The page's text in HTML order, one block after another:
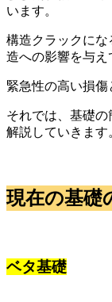
います。
構造クラックに
造への影響を与え
緊急性の高い損傷
それでは、基礎
解説していきます
現在の基礎
ベタ基礎